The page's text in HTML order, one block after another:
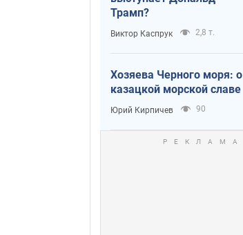
Трамп?
Виктор Каспрук 2,8 т.
Хозяева Черного моря: о
казацкой морской славе
Юрий Кирпичев 90